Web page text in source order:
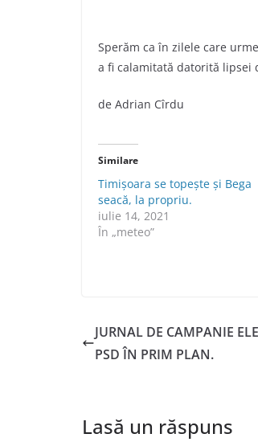
Sperăm ca în zilele care
a fi calamitată datorită lipsei
de Adrian Cîrdu
Similare
Timișoara se topește și Bega
seacă, la propriu.
iulie 14, 2021
În „meteo”
JURNAL DE CAMPANIE
PSD ÎN PRIM PLAN.
Lasă un răspuns